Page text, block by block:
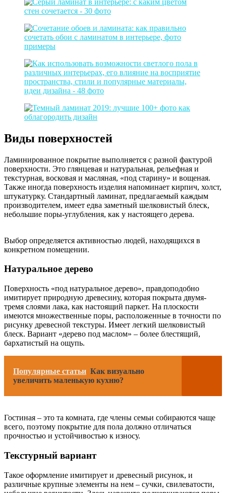
Виды поверхностей
Ламинированное покрытие выполняется с разной фактурой
поверхности. Это глянцевая и натуральная, рельефная и
текстурная, восковая и масляная, «под старину» и вощеная.
Также иногда поверхность изделия напоминает кирпич, холст,
штукатурку. Стандартный ламинат, предлагаемый каждым
производителем, имеет едва заметный шелковистый блеск,
небольшие поры-углубления, как у настоящего дерева.
Выбор определяется активностью людей, находящихся в
конкретном помещении.
Натуральное дерево
Поверхность «под натуральное дерево», правдоподобно
имитирует природную древесину, которая покрыта двумя-
тремя слоями лака, как настоящий паркет. На плоскости
имеются множественные поры, расположенные в точности по
рисунку древесной текстуры. Имеет легкий шелковистый
блеск. Вариант «дерево под маслом» – более блестящий,
бархатистый на ощупь.
Популярные статьи Как визуально
увеличить маленькую кухню?
Гостиная – это та комната, где члены семьи собираются чаще
всего, поэтому покрытие для пола должно отличаться
прочностью и устойчивостью к износу.
Текстурный вариант
Такое оформление имитирует и древесный рисунок, и
различные крупные элементы на нем – сучки, свилеватости,